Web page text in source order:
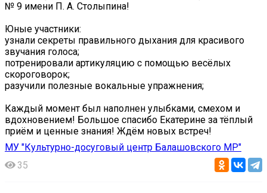
№ 9 имени П. А. Столыпина!
Юные участники:
узнали секреты правильного дыхания для красивого
звучания голоса;
потренировали артикуляцию с помощью весёлых
скороговорок;
разучили полезные вокальные упражнения;
Каждый момент был наполнен улыбками, смехом и
вдохновением! Большое спасибо Екатерине за тёплый
приём и ценные знания! Ждём новых встреч!
МУ "Культурно-досуговый центр Балашовского МР"
35